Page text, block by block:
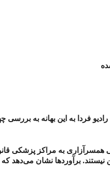
فردا به این بهانه به
به مراکز پزشکی
برآوردها نشان می‌دهد